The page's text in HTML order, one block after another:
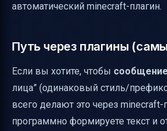
автоматический minecraft-плагин.
Путь через плагины
Если вы хотите, чтобы сообщение
лица” (одинаковый стиль/
всего делают это через minecraft-
программно формируете текст и